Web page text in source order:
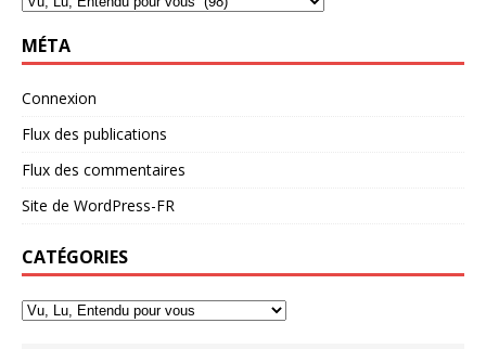
MÉTA
Connexion
Flux des publications
Flux des commentaires
Site de WordPress-FR
CATÉGORIES